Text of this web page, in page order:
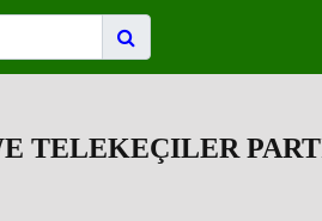
TELEKEÇILER